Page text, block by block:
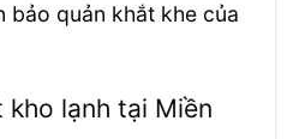
bảo quản khắt khe của
lạnh tại Miền